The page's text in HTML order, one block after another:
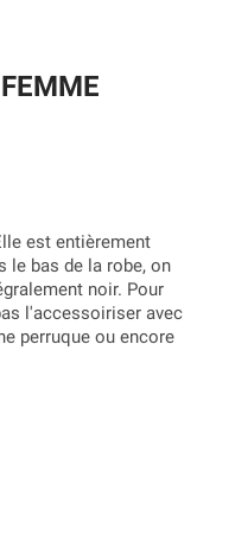
est entièrement
le bas de la robe, on
noir. Pour
l'accessoiriser avec
perruque ou encore